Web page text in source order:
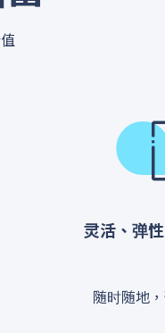
灵活、弹
随时随地